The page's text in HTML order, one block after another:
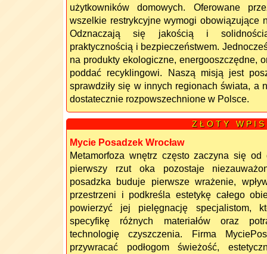
użytkowników domowych. Oferowane
wszelkie restrykcyjne wymogi obowiązujące
Odznaczają się jakością i
praktycznością i bezpieczeństwem.
na produkty ekologiczne, energooszczędne,
poddać recyklingowi. Naszą misją jest
sprawdziły się w innych regionach świata, a
dostatecznie rozpowszechnione w Polsce.
Z Ł O T Y W P I S
Mycie Posadzek Wrocław
Metamorfoza wnętrz często zaczyna się od
pierwszy rzut oka pozostaje
posadzka buduje pierwsze wrażenie,
przestrzeni i podkreśla estetykę całego
powierzyć jej pielęgnację specjalistom,
specyfikę różnych materiałów oraz
technologię czyszczenia. Firma
przywracać podłogom świeżość,